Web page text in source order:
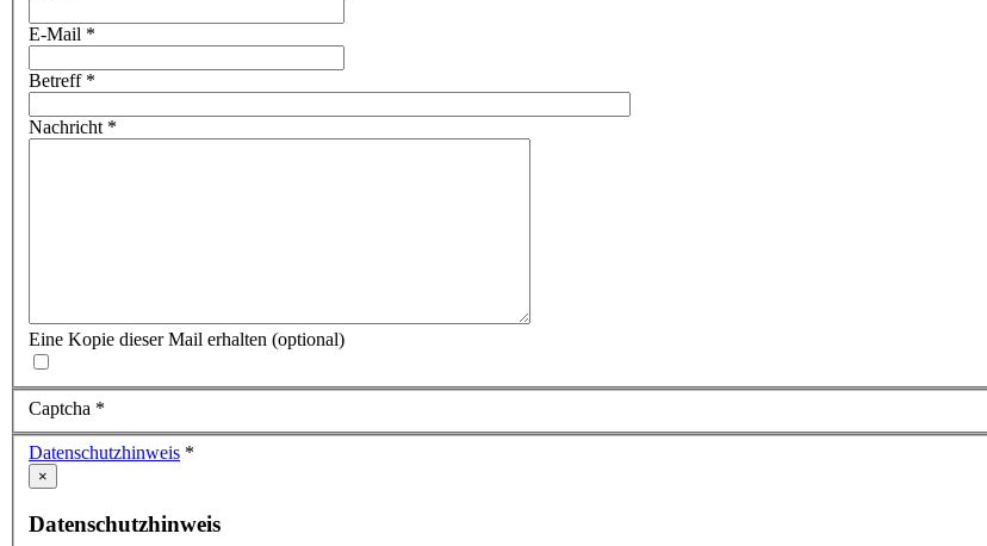
E-Mail *
Betreff*
Nachricht *
Eine Kopie dieser Mail erhalten (optional)
Captcha *
Datenschutzhinweis *
×
Datenschutzhinweis